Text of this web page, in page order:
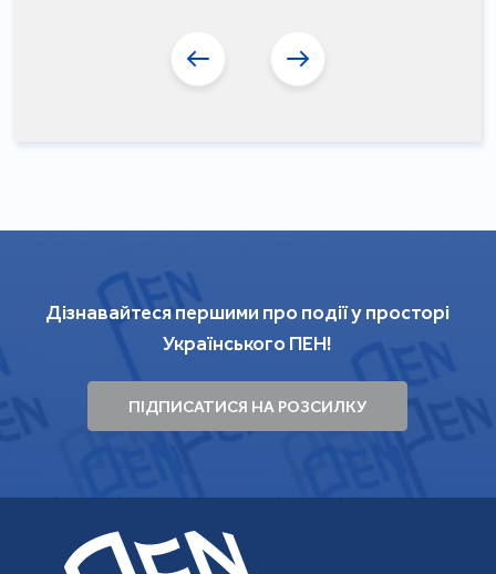
Дізнавайтеся першими про події у просторі
Українського ПЕН!
ПІДПИСАТИСЯ НА РОЗСИЛКУ